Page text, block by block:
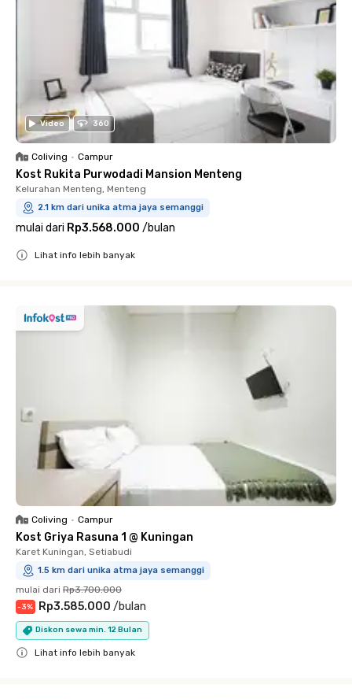
Video 360
Coliving • Campur
Kost Rukita Purwodadi Mansion Menteng
Kelurahan Menteng, Menteng
2.1 km dari unika atma jaya semanggi
mulai dari Rp3.568.000 /bulan
Lihat info lebih banyak
Coliving • Campur
Kost Griya Rasuna 1 @ Kuningan
Karet Kuningan, Setiabudi
1.5 km dari unika atma jaya semanggi
mulai dari Rp3.700.000
-3% Rp3.585.000 /bulan
Diskon sewa min. 12 Bulan
Lihat info lebih banyak